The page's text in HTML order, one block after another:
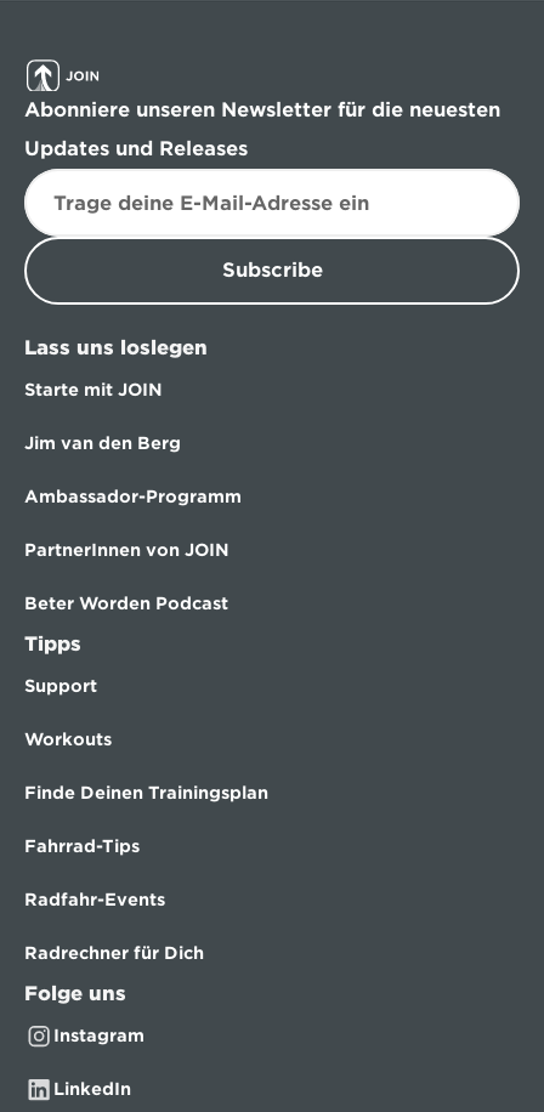
Abonniere unseren Newsletter für die neuesten
Updates und Releases
Subscribe
Lass uns loslegen
Starte mit JOIN
Jim van den Berg
Ambassador-Programm
PartnerInnen von JOIN
Beter Worden Podcast
Tipps
Support
Workouts
Finde Deinen Trainingsplan
Fahrrad-Tips
Radfahr-Events
Radrechner für Dich
Folge uns
Instagram
LinkedIn